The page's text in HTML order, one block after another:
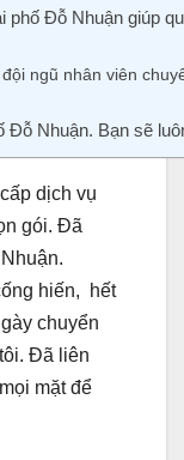
phố Đỗ Nhuận giúp
ngũ nhân viên
Nhuận. Bạn sẽ
dịch vụ
gói. Đã
hiến, hết
chuyển
Đã liên
mặt để